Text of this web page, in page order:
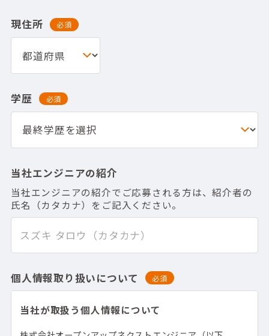
現住所 必須
学歴 必須
当社エンジニアの紹介
当社エンジニアの紹介でご応募される方は、紹介者の
氏名（カタカナ）をご記入ください。
個人情報取り扱いについて 必須
当社が取扱う個人情報について